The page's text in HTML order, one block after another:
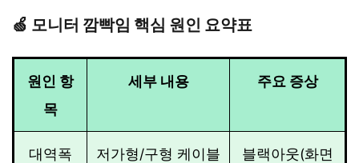
🍏 모니터 깜빡임 핵심 원인 요약표
원인 항
목
세부 내용 주요 증상
대역폭
저가형/구형 케이블
블랙아웃(화면